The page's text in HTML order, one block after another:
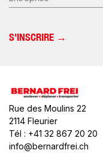
Rue des Moulins 22
2114 Fleurier
Tél : +41 32 867 20 20
info@bernardfrei.ch